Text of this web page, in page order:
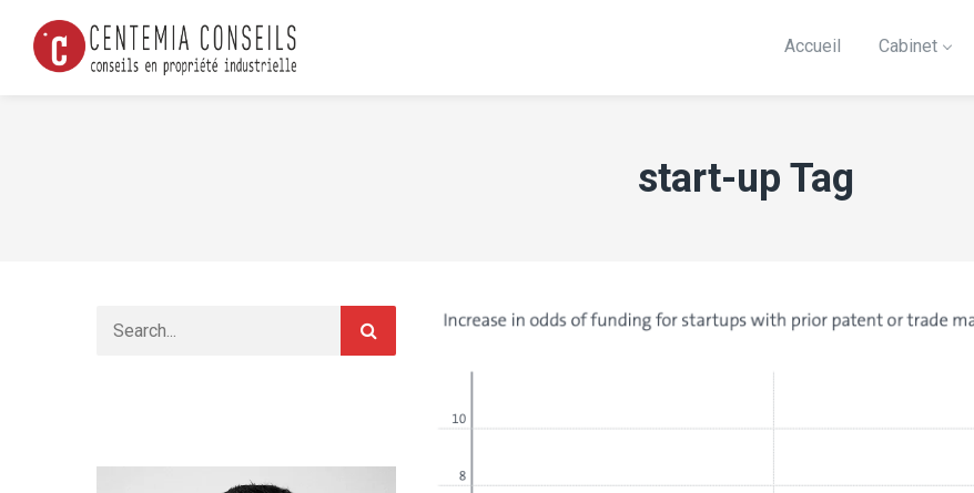
Accueil Cabinet
start-up Tag